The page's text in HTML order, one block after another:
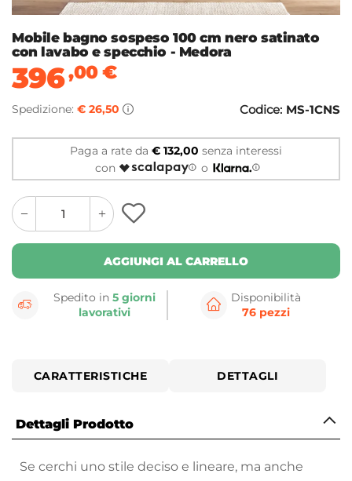
Mobile bagno sospeso 100 cm nero satinato
con lavabo e specchio - Medora
396,00€
Spedizione: € 26,50 Codice: MS-1CNS
Paga a rate da € 132,00 senza interessi
con
o
quantity
button
quantity
minus
button
AGGIUNGI AL CARRELLO
Spedito in5 giorni
lavorativi
Disponibilità
76 pezzi
CARATTERISTICHE DETTAGLI
Dettagli Prodotto
Se cerchi uno stile deciso e lineare, ma anche